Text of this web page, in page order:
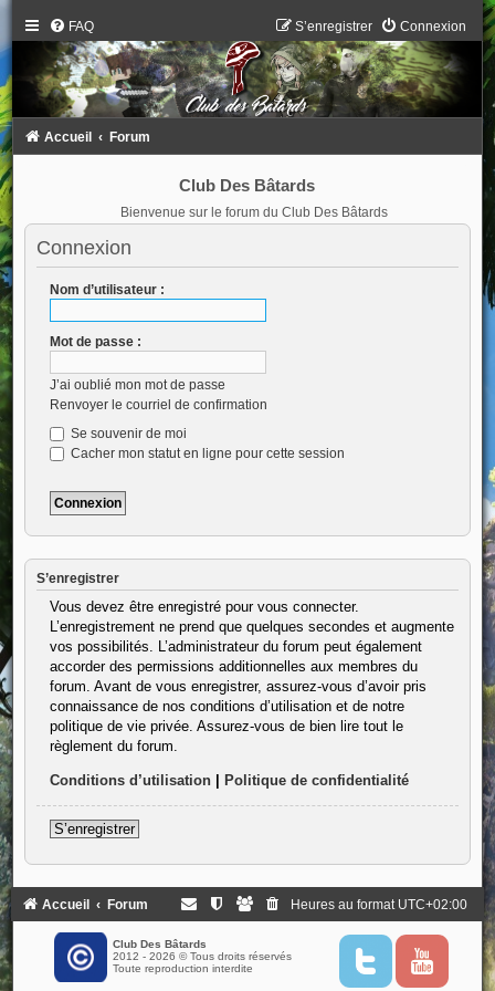
FAQ Connexion
S’enregistrer
Accueil Forum
Club Des Bâtards
Bienvenue sur le forum du Club Des Bâtards
Connexion
Nom d’utilisateur :
Mot de passe :
J’ai oublié mon mot de passe
Renvoyer le courriel de confirmation
Se souvenir de moi
Cacher mon statut en ligne pour cette session
S’enregistrer
Vous devez être enregistré pour vous connecter.
L’enregistrement ne prend que quelques secondes et augmente
vos possibilités. L’administrateur du forum peut également
accorder des permissions additionnelles aux membres du
forum. Avant de vous enregistrer, assurez-vous d’avoir pris
connaissance de nos conditions d’utilisation et de notre
politique de vie privée. Assurez-vous de bien lire tout le
règlement du forum.
Conditions d’utilisation| Politique de confidentialité
S’enregistrer
Accueil Forum Heures au format UTC+02:00
Club Des Bâtards
2012 - 2026 © Tous droits réservés
Toute reproduction interdite
T
Y